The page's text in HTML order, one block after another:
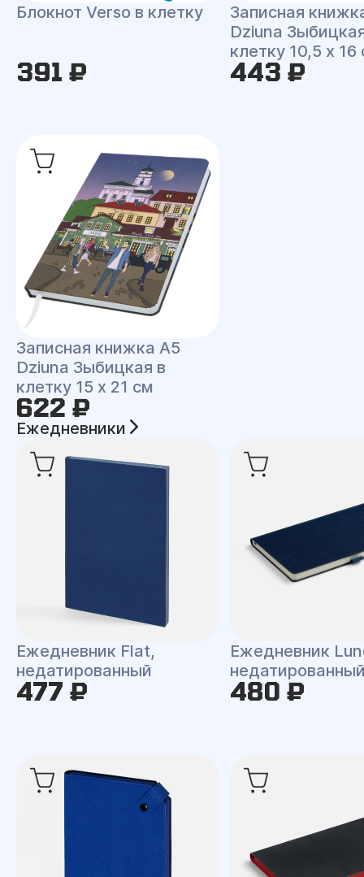
Блокнот Verso в клетку
391 ₽
Записная
Dziuna
клетку 10,5 x 16
443 ₽
Записная книжка A5
Dziuna Зыбицкая в
клетку 15 x 21 см
622 ₽
Ежедневники
Ежедневник Flat,
недатированный
477 ₽
Ежедневник
480 ₽